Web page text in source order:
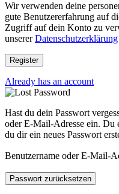
Wir verwenden deine
gute Benutzererfahrung auf
Zugriff auf dein Konto zu
unsererDatenschutzerklärung
Register
Already has an account
Hast du dein Passwort
oder E-Mail-Adresse ein.
du dir ein neues Passwort
Benutzername oder E-Mail-
Passwort zurücksetzen